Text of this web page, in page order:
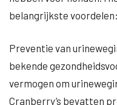
belangrijkste voordelen:
Preventie van
bekende
vermogen om
Cranberry’s bevatten